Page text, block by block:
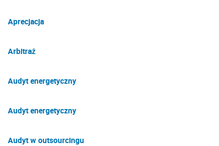
Aprecjacja
Arbitraż
Audyt energetyczny
Audyt energetyczny
Audyt w outsourcingu